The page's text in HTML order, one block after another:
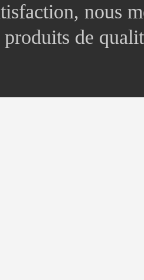
nous
produits de